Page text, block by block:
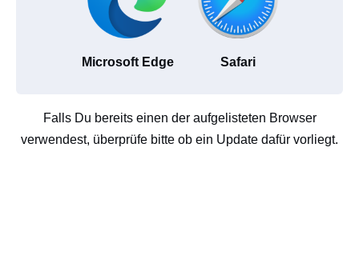
Microsoft Edge Safari
Falls Du bereits einen der aufgelisteten Browser
verwendest, überprüfe bitte ob ein Update dafür vorliegt.